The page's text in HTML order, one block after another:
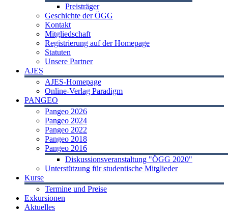
Preisträger
Geschichte der ÖGG
Kontakt
Mitgliedschaft
Registrierung auf der Homepage
Statuten
Unsere Partner
AJES
AJES-Homepage
Online-Verlag Paradigm
PANGEO
Pangeo 2026
Pangeo 2024
Pangeo 2022
Pangeo 2018
Pangeo 2016
Diskussionsveranstaltung "ÖGG 2020"
Unterstützung für studentische Mitglieder
Kurse
Termine und Preise
Exkursionen
Aktuelles